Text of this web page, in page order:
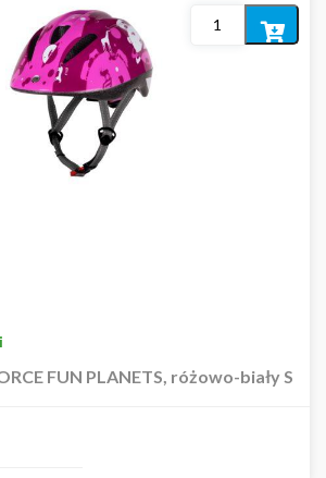
FUN PLANETS, różowo-biały S
Dodaj